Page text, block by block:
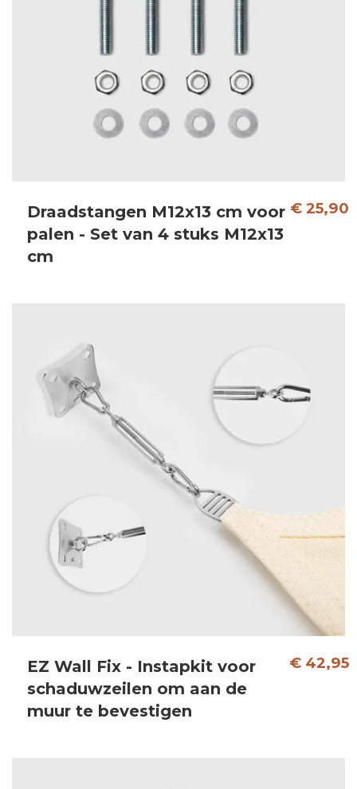
Draadstangen M12x13 cm voor
palen - Set van 4 stuks M12x13
cm
€ 25,90
EZ Wall Fix - Instapkit voor
schaduwzeilen om aan de
muur te bevestigen
€ 42,95